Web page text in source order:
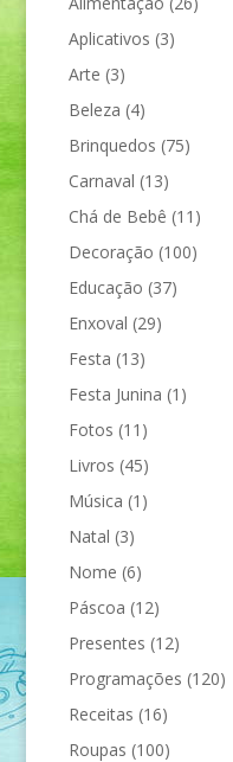
Aplicativos (3)
Arte (3)
Beleza (4)
Brinquedos (75)
Carnaval (13)
Chá de Bebê (11)
Decoração (100)
Educação (37)
Enxoval (29)
Festa (13)
Festa Junina (1)
Fotos (11)
Livros (45)
Música (1)
Natal (3)
Nome (6)
Páscoa (12)
Presentes (12)
Programações (120)
Receitas (16)
Roupas (100)